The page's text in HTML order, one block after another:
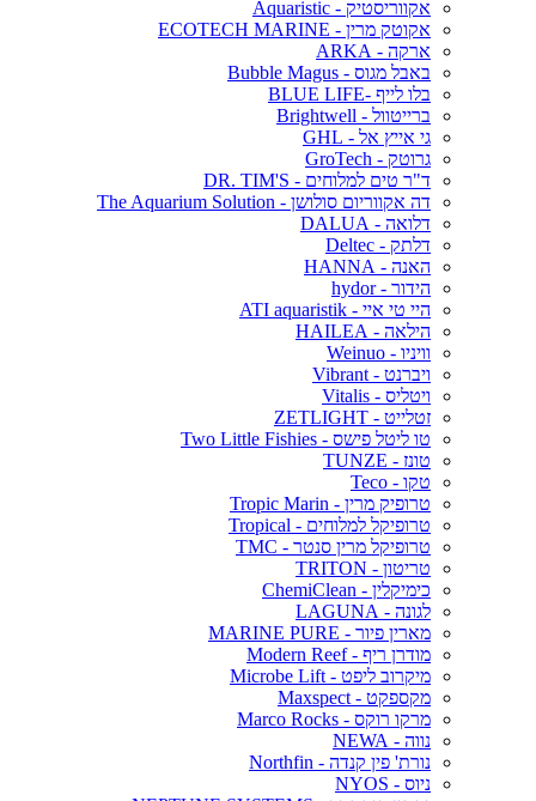
אקווריסטיק - Aquaristic
אקוטק מרין - ECOTECH MARINE
ארקה - ARKA
באבל מגוס - Bubble Magus
בלו לייף -BLUE LIFE
ברייטוול - Brightwell
גי אייץ אל - GHL
גרוטק - GroTech
ד"ר טים למלוחים - DR. TIM'S
דה אקווריום סולושן - The Aquarium Solution
דלואה - DALUA
דלתק - Deltec
האנה - HANNA
הידור - hydor
היי טי איי - ATI aquaristik
הילאה - HAILEA
וויניו - Weinuo
ויברנט - Vibrant
ויטליס - Vitalis
זטלייט - ZETLIGHT
טו ליטל פישס - Two Little Fishies
טונז - TUNZE
טקו - Teco
טרופיק מרין - Tropic Marin
טרופיקל למלוחים - Tropical
טרופיקל מרין סנטר - TMC
טריטון - TRITON
כימיקלין - ChemiClean
לגונה - LAGUNA
מארין פיור - MARINE PURE
מודרן ריף - Modern Reef
מיקרוב ליפט - Microbe Lift
מקספקט - Maxspect
מרקו רוקס - Marco Rocks
נווה - NEWA
נורת' פין קנדה - Northfin
ניוס - NYOS